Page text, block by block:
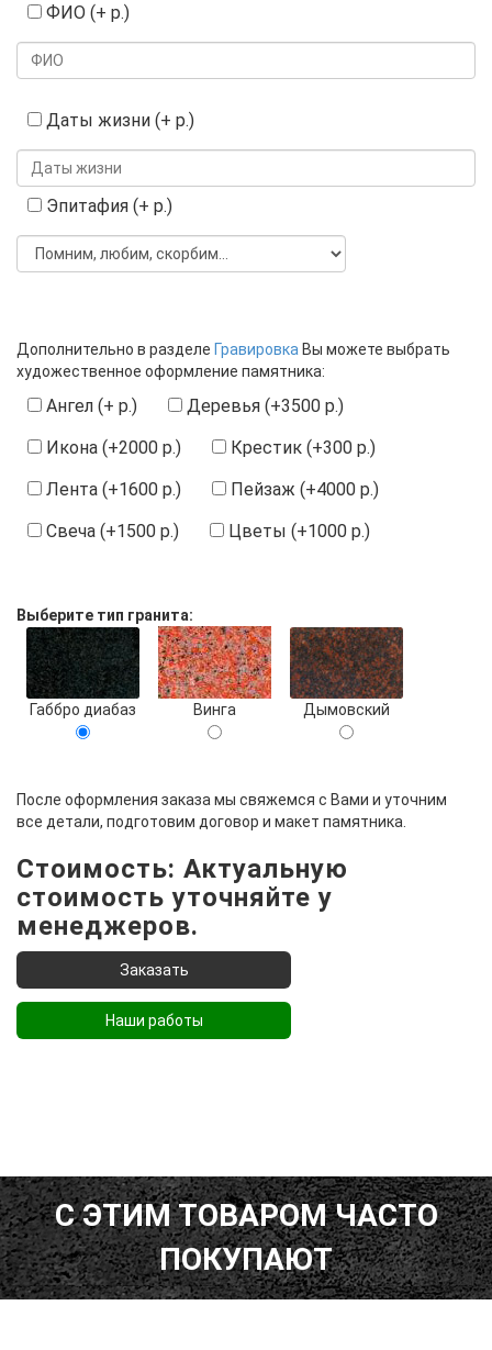
ФИО (+ р.)
Даты жизни (+ р.)
Эпитафия (+ р.)
Дополнительно в разделе Гравировка Вы можете выбрать
художественное оформление памятника:
Ангел (+ р.)
Деревья (+3500 р.)
Икона (+2000 р.)
Крестик (+300 р.)
Лента (+1600 р.)
Пейзаж (+4000 р.)
Свеча (+1500 р.)
Цветы (+1000 р.)
Выберите тип гранита:
Габбро диабаз Винга Дымовский
После оформления заказа мы свяжемся с Вами и уточним
все детали, подготовим договор и макет памятника.
Стоимость: Актуальную
стоимость уточняйте у
менеджеров.
Наши работы
С ЭТИМ ТОВАРОМ ЧАСТО
ПОКУПАЮТ